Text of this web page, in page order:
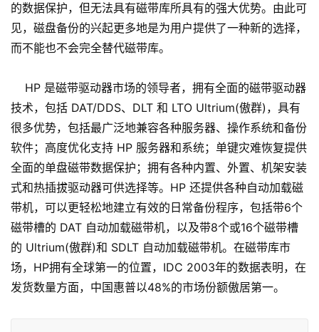
的数据保护，但无法具有磁带库所具有的强大优势。由此可
见，磁盘备份的兴起更多地是为用户提供了一种新的选择，
而不能也不会完全替代磁带库。
HP 是磁带驱动器市场的领导者，拥有全面的磁带驱动器
技术，包括 DAT/DDS、DLT 和 LTO Ultrium(傲群)，具有
很多优势，包括最广泛地兼容各种服务器、操作系统和备份
软件；高度优化支持 HP 服务器和系统；单键灾难恢复提供
全面的单盘磁带数据保护；拥有各种内置、外置、机架安装
式和热插拔驱动器可供选择等。HP 还提供各种自动加载磁
带机，可以更轻松地建立有效的日常备份程序，包括带6个
磁带槽的 DAT 自动加载磁带机，以及带8个或16个磁带槽
的 Ultrium(傲群)和 SDLT 自动加载磁带机。在磁带库市
场，HP拥有全球第一的位置，IDC 2003年的数据表明，在
发货数量方面，中国惠普以48%的市场份额傲居第一。